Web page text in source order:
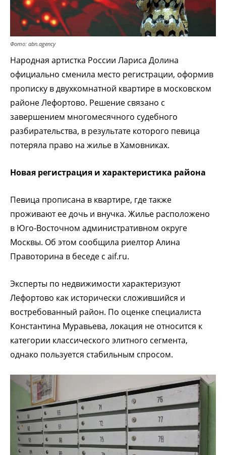
Фото: abn.agency
Народная артистка России Лариса Долина
официально сменила место регистрации, оформив
прописку в двухкомнатной квартире в московском
районе Лефортово. Решение связано с
завершением многомесячного судебного
разбирательства, в результате которого певица
потеряла право на жилье в Хамовниках.
Новая регистрация и характеристика района
Певица прописана в квартире, где также
проживают ее дочь и внучка. Жилье расположено
в Юго-Восточном административном округе
Москвы. Об этом сообщила риелтор Алина
Правоторина в беседе с aif.ru.
Эксперты по недвижимости характеризуют
Лефортово как исторически сложившийся и
востребованный район. По оценке специалиста
Константина Муравьева, локация не относится к
категории классического элитного сегмента,
однако пользуется стабильным спросом.